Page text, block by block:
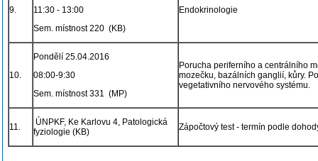
9.
11:30 - 13:00
Sem. místnost 220 (KB)
Endokrinologie
10.
Pondělí 25.04.2016
08:00-9:30
Sem. místnost 331 (MP)
Porucha periferního a centrálního
mozečku, bazálních ganglií, kůry.
vegetativního nervového systému.
11.
ÚNPKF, Ke Karlovu 4, Patologická
fyziologie (KB)
Zápočtový test - termín podle